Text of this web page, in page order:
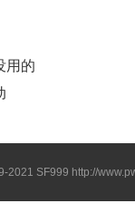
用的
2021 SF999 http://